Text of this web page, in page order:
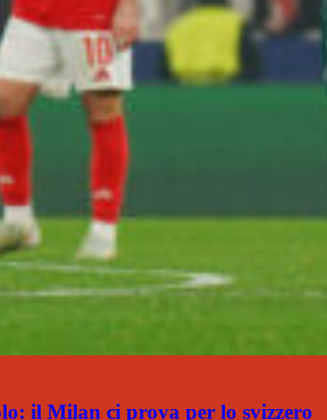
il Milan ci prova per lo svizzero